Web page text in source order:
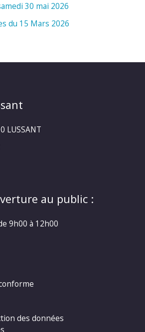
30 mai 2026
du 15 Mars 2026
LUSSANT
au public :
9h00 à 12h00
des données